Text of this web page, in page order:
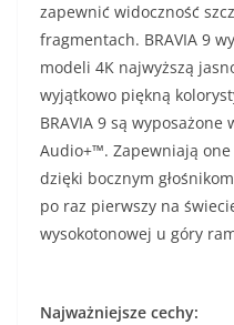
zapewnić widoczność
fragmentach. BRAVIA 9
modeli 4K najwyższą
wyjątkowo piękną
BRAVIA 9 są
Audio+™. Zapewniają
dzięki bocznym
po raz pierwszy na
wysokotonowej u góry
Najważniejsze cechy: